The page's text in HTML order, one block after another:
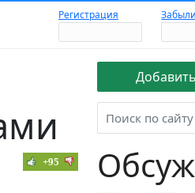
Регистрация
+95